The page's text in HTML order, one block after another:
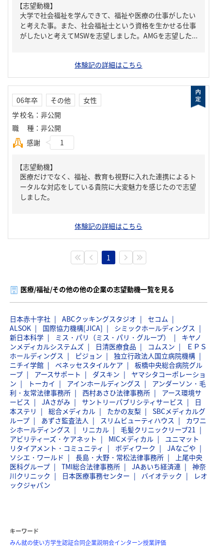
【志望動機】
大学で社会福祉を学んできて、福祉や医療の仕事がしたい
と考えた事。また、社会福祉士という資格を生かせる仕事
がしたいと考えてMSWを志望しました。AMGを志望した...
体験記の詳細はこちら
06年卒 その他
女性
学校名 ： 非公開
職種 ： 非公開
感謝
1
【志望動機】
医療だけでなく、福祉、教育も視野に入れた連携によるト
ータルな対応をしている貴院に大変魅力を感じたので志望
しました。
体験記の詳細はこちら
1
医療/福祉/その他の他の企業の志望動機一覧を見る
日本赤十字社 ABCクッキングスタジオ
セコム
ALSOK
国際協力機構[JICA]
シミックホールディングス
新日本科学
ミス・パリ（ミス・パリ・グループ）
キヤノ
ンメディカルシステムズ
日清医療食品 コムスン
ＥＰＳ
ホールディングス
ピジョン
独立行政法人国立病院機構
ニチイ学館
ベネッセスタイルケア
板橋中央総合病院グル
ープ
アースサポート ダスキン
ヤマシタコーポレーショ
ン
トーカイ アインホールディングス
アンダーソン・毛
利・友常法律事務所
西村あさひ法律事務所
アース環境サ
ービス
JAさがみ サントリーパブリシティサービス
日
本ステリ
総合メディカル たかの友梨
SBCメディカルグ
ループ
あずさ監査法人 スリムビューティハウス
カワニ
シホールディングス
リニカル
毛髪クリニックリーブ21
アビリティーズ・ケアネット
MICメディカル
ユニマット
リタイアメント・コミュニティ
ボディワーク
JAなごや
ソシエ・ワールド
長島・大野・常松法律事務所
上尾中央
医科グループ
TMI総合法律事務所 JAあいち経済連
神奈
川クリニック
日本医療事務センター バイオテック
レオ
ックジャパン
キーワード
みん就の使い方学生認証合同企業説明会インターン授業評価